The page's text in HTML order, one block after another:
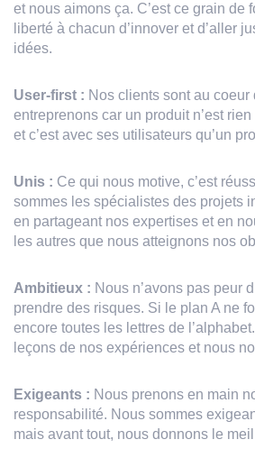
et nous aimons ça. C’est ce grain de
liberté à chacun d’innover et d’aller
idées.
User-first : Nos clients sont au
entreprenons car un produit n’est
et c’est avec ses utilisateurs qu’un
Unis : Ce qui nous motive, c’est
sommes les spécialistes des projets
en partageant nos expertises et en
les autres que nous atteignons nos
Ambitieux : Nous n’avons pas peur
prendre des risques. Si le plan A ne
encore toutes les lettres de
leçons de nos expériences et nous
Exigeants : Nous prenons en main
responsabilité. Nous sommes
mais avant tout, nous donnons le